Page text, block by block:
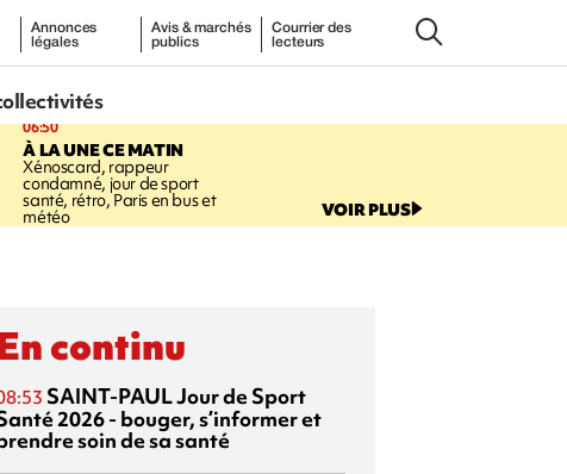
Annonces
légales
Avis & marchés
publics
Courrier des
lecteurs
06:50
À LA UNE CE MATIN
Xénoscard, rappeur
condamné, jour de sport
santé, rétro, Paris en bus et
météo VOIR PLUS
continu
SAINT-PAULJour de Sport
2026 - bouger, s’informer et
soin de sa santé